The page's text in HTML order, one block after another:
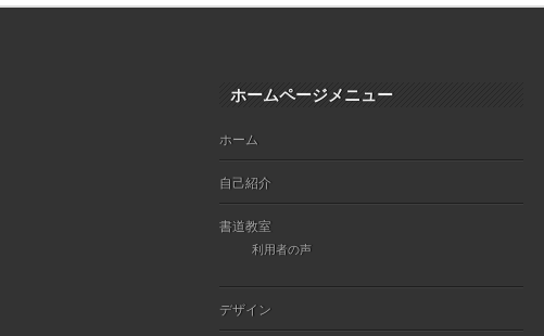
ホームページメニュー
ホーム
自己紹介
書道教室
利用者の声
デザイン